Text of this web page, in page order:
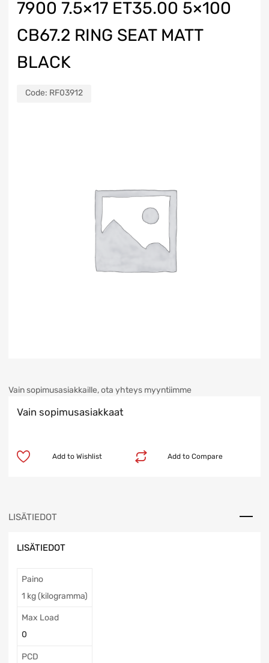
7900 7.5×17 ET35.00 5×100
CB67.2 RING SEAT MATT
BLACK
Code: RF03912
Vain sopimusasiakkaille, ota yhteys myyntiimme
Vain sopimusasiakkaat
Add to Compare
Add to Wishlist
LISÄTIEDOT
LISÄTIEDOT
Paino
1 kg (kilogramma)
Max Load
0
PCD